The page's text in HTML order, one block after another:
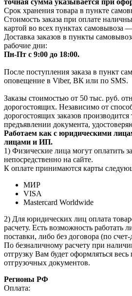
Срок хранения товара в пункте
Стоимость заказа при оплате
картой во всех пунктах самовывоза
Доставка заказов в пункты
рабочие дни:
Пн-Пт с 9:00 до 18:00.
После поступления заказа в пункт
оповещение в Viber, ВК или по SMS.
Заказы стоимостью от 50 тыс. руб.
дорогостоящих. Независимо от
дорогостоящих заказов производится
предъявлении документа,
Работаем как с юридическими
лицами и ИП.
1) Физические лица могут оплатить
непосредственно на сайте.
К оплате принимаются карты
МИР
VISA
Mastercard Worldwide
2) Для юридических лиц оплата
расчету. Есть возможность работать
поставки, либо без договора (по
По безналичному расчету при
отгрузку Вам будет оформляться
отгрузочных документов.
Регионы РФ
Оплата: